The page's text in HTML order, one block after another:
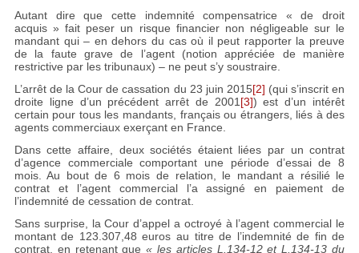
Autant dire que cette indemnité compensatrice « de droit
acquis » fait peser un risque financier non négligeable sur le
mandant qui – en dehors du cas où il peut rapporter la preuve
de la faute grave de l’agent (notion appréciée de manière
restrictive par les tribunaux) – ne peut s’y soustraire.
L’arrêt de la Cour de cassation du 23 juin 2015[2] (qui s’inscrit en
droite ligne d’un précédent arrêt de 2001 [3]) est d’un intérêt
certain pour tous les mandants, français ou étrangers, liés à des
agents commerciaux exerçant en France.
Dans cette affaire, deux sociétés étaient liées par un contrat
d’agence commerciale comportant une période d’essai de 8
mois. Au bout de 6 mois de relation, le mandant a résilié le
contrat et l’agent commercial l’a assigné en paiement de
l’indemnité de cessation de contrat.
Sans surprise, la Cour d’appel a octroyé à l’agent commercial le
montant de 123.307,48 euros au titre de l’indemnité de fin de
contrat, en retenant que« les articles L.134-12 et L.134-13 du